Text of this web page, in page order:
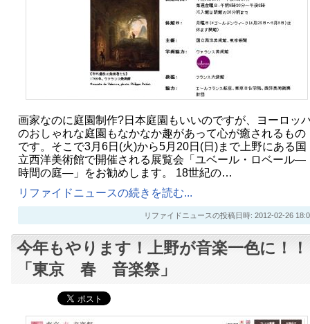
画家なのに庭園制作?日本庭園もいいのですが、ヨーロッ
のおしゃれな庭園もなかなか趣があって心が癒されるもの
です。そこで3月6日(火)から5月20日(日)まで上野にある国
立西洋美術館で開催される展覧会「ユベール・ロベール―
時間の庭―」をお勧めします。 18世紀の…
リファイドニュースの続きを読む...
リファイドニュースの投稿日時: 2012-02-26
今年もやります！上野が音楽一色に！！
「東京 春 音楽祭」